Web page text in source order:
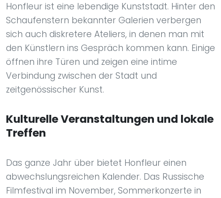
Honfleur ist eine lebendige Kunststadt. Hinter den
Schaufenstern bekannter Galerien verbergen
sich auch diskretere Ateliers, in denen man mit
den Künstlern ins Gespräch kommen kann. Einige
öffnen ihre Türen und zeigen eine intime
Verbindung zwischen der Stadt und
zeitgenössischer Kunst.
Kulturelle Veranstaltungen und lokale
Treffen
Das ganze Jahr über bietet Honfleur einen
abwechslungsreichen Kalender. Das Russische
Filmfestival im November, Sommerkonzerte in